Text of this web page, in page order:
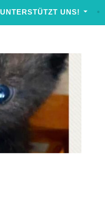
UNTERSTÜTZT UNS!